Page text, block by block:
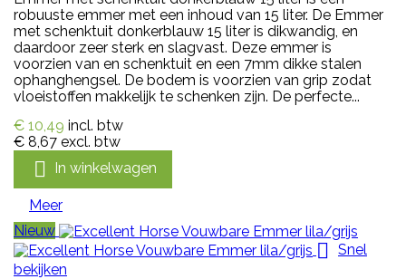
robuuste emmer met een inhoud van 15 liter. De Emmer
met schenktuit donkerblauw 15 liter is dikwandig, en
daardoor zeer sterk en slagvast. Deze emmer is
voorzien van en schenktuit en een 7mm dikke stalen
ophanghengsel. De bodem is voorzien van grip zodat
vloeistoffen makkelijk te schenken zijn. De perfecte...
€ 10,49 incl. btw
€ 8,67 excl. btw
 In winkelwagen
Meer
Nieuw
 Snel
bekijken